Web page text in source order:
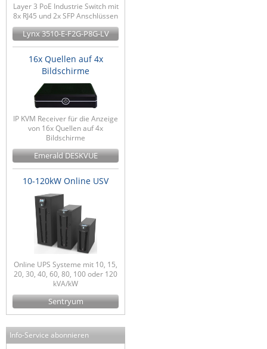
Layer 3 PoE Industrie Switch mit
8x RJ45 und 2x SFP Anschlüssen
Lynx 3510-E-F2G-P8G-LV
16x Quellen auf 4x
Bildschirme
IP KVM Receiver für die Anzeige
von 16x Quellen auf 4x
Bildschirme
Emerald DESKVUE
10-120kW Online USV
Online UPS Systeme mit 10, 15,
20, 30, 40, 60, 80, 100 oder 120
kVA/kW
Sentryum
Info-Service abonnieren